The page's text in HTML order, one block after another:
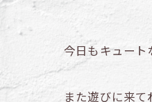
今日もキュート
また遊びに来て